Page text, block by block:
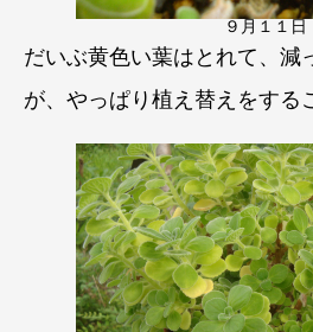
９月１１日
だいぶ黄色い葉はとれて、減
が、やっぱり植え替えをする